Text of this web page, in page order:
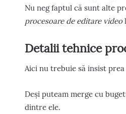
Nu neg faptul că sunt alte
procesoare de editare video
Detalii tehnice
Aici nu trebuie să insist
Deși puteam merge cu
dintre ele.